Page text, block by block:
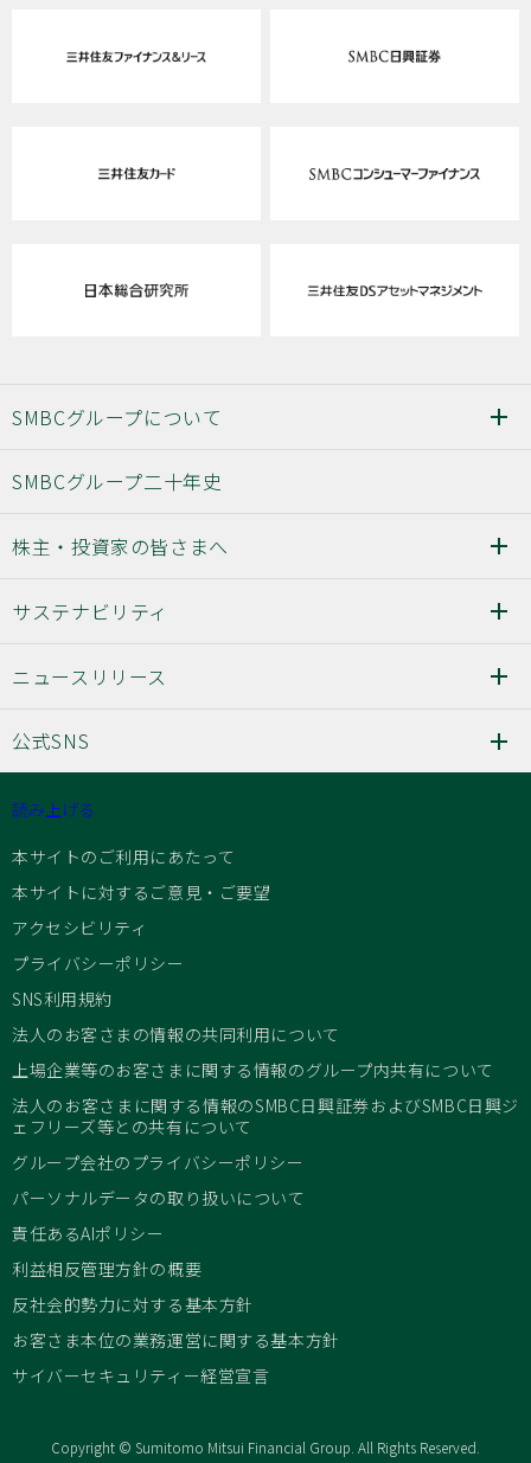
SMBCグループについて
SMBCグループ二十年史
株主・投資家の皆さまへ
サステナビリティ
ニュースリリース
公式SNS
読み上げる
本サイトのご利用にあたって
本サイトに対するご意見・ご要望
アクセシビリティ
プライバシーポリシー
SNS利用規約
法人のお客さまの情報の共同利用について
上場企業等のお客さまに関する情報のグループ内共有について
法人のお客さまに関する情報のSMBC日興証券およびSMBC日興ジ
ェフリーズ等との共有について
グループ会社のプライバシーポリシー
パーソナルデータの取り扱いについて
責任あるAIポリシー
利益相反管理方針の概要
反社会的勢力に対する基本方針
お客さま本位の業務運営に関する基本方針
サイバーセキュリティー経営宣言
Copyright © Sumitomo Mitsui Financial Group. All Rights Reserved.